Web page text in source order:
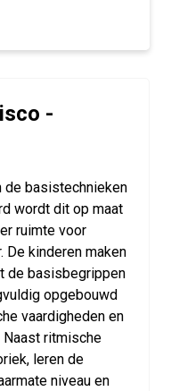
-
de basistechnieken
wordt dit op maat
ruimte voor
kinderen maken
de basisbegrippen
opgebouwd
vaardigheden en
ritmische
leren de
niveau en